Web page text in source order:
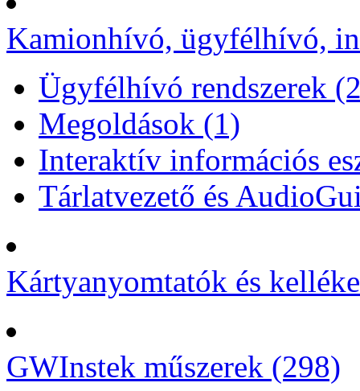
Kamionhívó, ügyfélhívó,
Ügyfélhívó rendszerek
Megoldások (1)
Interaktív információs
Tárlatvezető és
Kártyanyomtatók és
GWInstek műszerek (298)